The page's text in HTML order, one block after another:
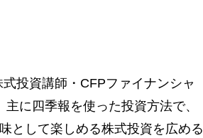
投資講師・CFPファイナンシャ
に四季報を使った投資方法で、
として楽しめる株式投資を広める